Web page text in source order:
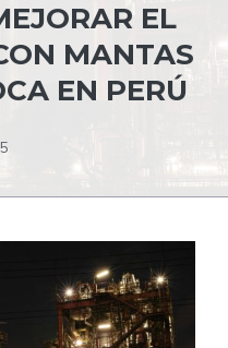
EL
MANTAS
EN PERÚ